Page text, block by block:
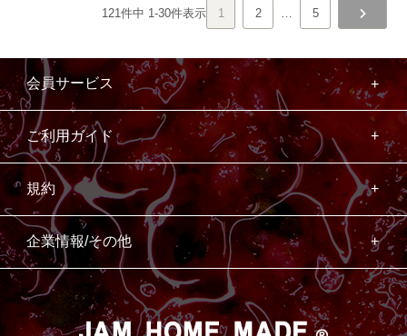
121件中 1-30件表示 1 2 … 5
会員サービス
ご利用ガイド
規約
企業情報/その他